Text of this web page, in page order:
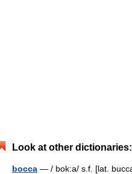
Look at other dictionaries:
bocca — / bok:a/ s.f. [lat.